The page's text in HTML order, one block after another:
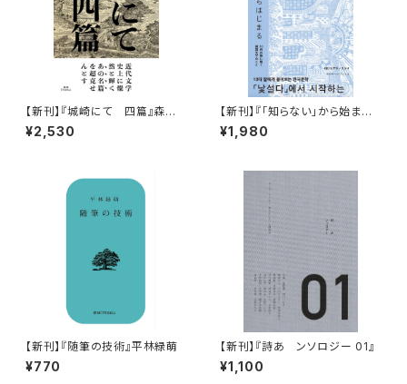
【新刊】『城崎にて 四篇』森見
登美彦・円居挽・あをにまる・草
香去来（サイン本）
¥2,530
【新刊】『「知らない」から始まる 1
0代の娘に聞く韓国文学のこと』
（ま）＆ アサノタカオ
¥1,980
【新刊】『随筆の技術』平林緑萌
¥770
【新刊】『詩あ ンソロジー 01』
¥1,100